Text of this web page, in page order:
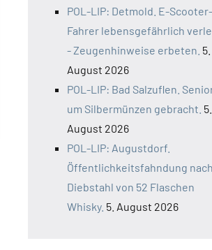
POL-LIP: Detmold. E-Scooter-
Fahrer lebensgefährlich
- Zeugenhinweise erbeten. 5.
August 2026
POL-LIP: Bad Salzuflen.
um Silbermünzen gebracht. 5.
August 2026
POL-LIP: Augustdorf.
Öffentlichkeitsfahndung nach
Diebstahl von 52 Flaschen
Whisky. 5. August 2026